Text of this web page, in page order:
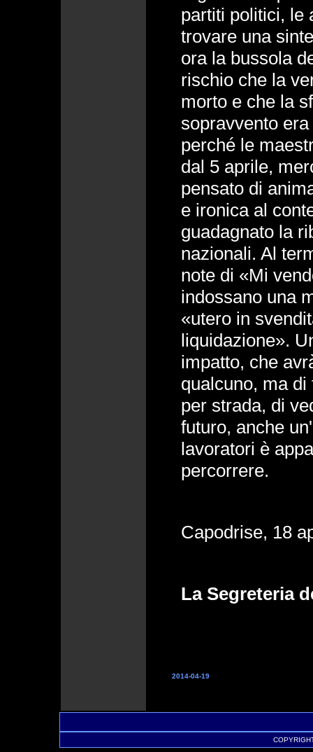
partiti politici, le
trovare una
ora la bussola
rischio che la
morto e che la
sopravvento
perché le
dal 5 aprile,
pensato di
e ironica al
guadagnato la
nazionali. Al
note di «Mi
indossano una
«utero in
liquidazione».
impatto, che
qualcuno, ma
per strada, di
futuro, anche
lavoratori è
percorrere.
Capodrise, 18
La Segreteria
2014-04-19